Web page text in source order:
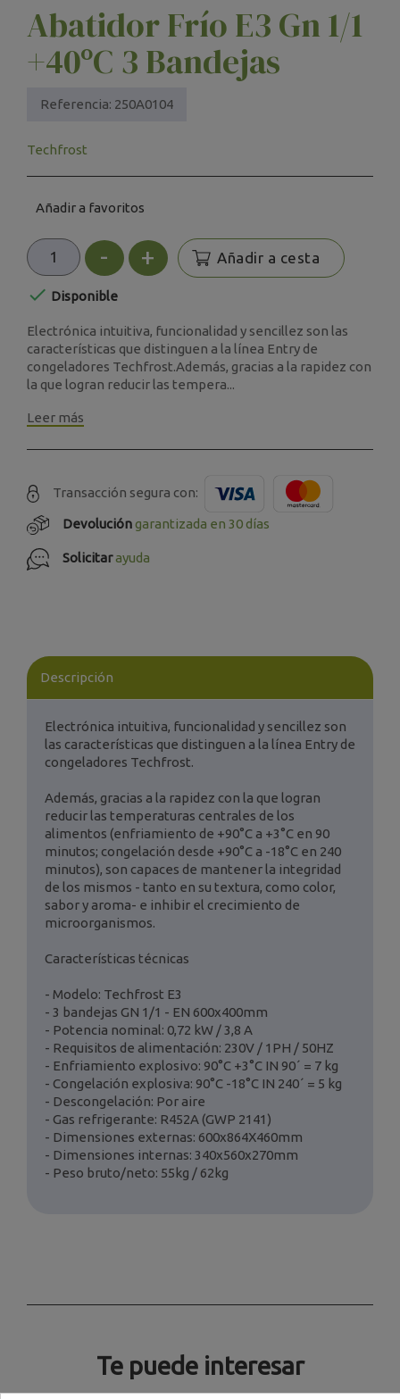
Abatidor Frío E3 Gn 1/1
+40ºC 3 Bandejas
Referencia: 250A0104
Techfrost
Añadir a favoritos
- + Añadir a cesta
 Disponible
Electrónica intuitiva, funcionalidad y sencillez son las
características que distinguen a la línea Entry de
congeladores Techfrost.Además, gracias a la rapidez con
la que logran reducir las tempera...
Leer más
Transacción segura con:
Devolucióngarantizada en 30 días
Solicitarayuda
Descripción
Electrónica intuitiva, funcionalidad y sencillez son
las características que distinguen a la línea Entry de
congeladores Techfrost.
Además, gracias a la rapidez con la que logran
reducir las temperaturas centrales de los
alimentos (enfriamiento de +90°C a +3°C en 90
minutos; congelación desde +90°C a -18°C en 240
minutos), son capaces de mantener la integridad
de los mismos - tanto en su textura, como color,
sabor y aroma- e inhibir el crecimiento de
microorganismos.
Características técnicas
- Modelo: Techfrost E3
- 3 bandejas GN 1/1 - EN 600x400mm
- Potencia nominal: 0,72 kW / 3,8 A
- Requisitos de alimentación: 230V / 1PH / 50HZ
- Enfriamiento explosivo: 90°C +3°C IN 90´ = 7 kg
- Congelación explosiva: 90°C -18°C IN 240´ = 5 kg
- Descongelación: Por aire
- Gas refrigerante: R452A (GWP 2141)
- Dimensiones externas: 600x864X460mm
- Dimensiones internas: 340x560x270mm
- Peso bruto/neto: 55kg / 62kg
Te puede interesar